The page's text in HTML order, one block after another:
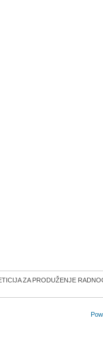
ZA PRODUŽENJE